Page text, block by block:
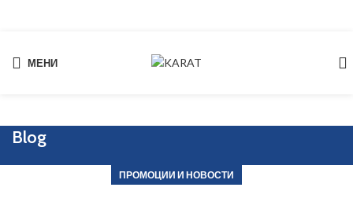
МЕНИ
Blog
ПРОМОЦИИ И НОВОСТИ